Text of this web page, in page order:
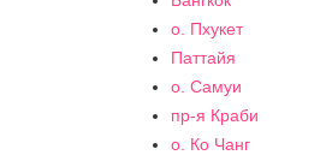
о. Пхукет
Паттайя
о. Самуи
пр-я Краби
о. Ко Чанг